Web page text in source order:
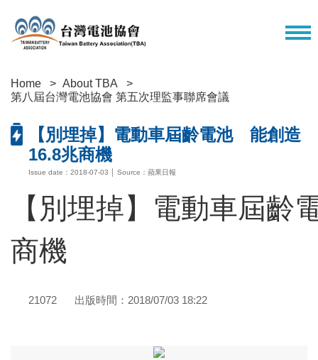
Home
About TBA
第八屆台灣電池協會 第五次理監事聯席會議
【別埋掉】電動車屆齡電池 能創造
16.8兆商機
Issue date：2018-07-03 │ Source：蘋果日報
【別埋掉】電動車屆
商機
21072 出版時間：2018/07/03 18:22